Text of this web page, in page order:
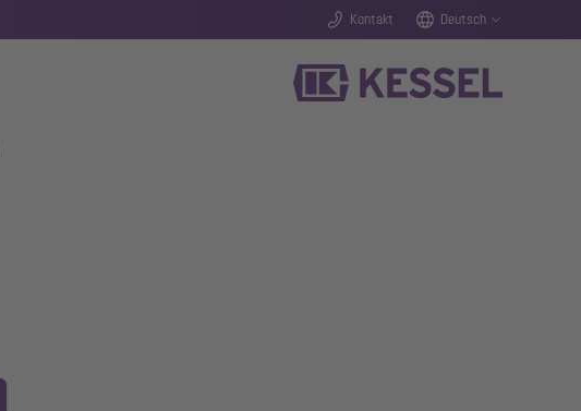
Kontakt Deutsch